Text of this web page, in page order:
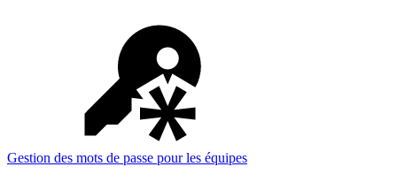
Gestion des mots de passe pour les équipes